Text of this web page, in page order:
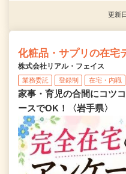
更新
化粧品・サプリの在宅
株式会社リアル・フェイス
業務委託 登録制 在宅・内職
家事・育児の合間にコツ
ースでOK！〈岩手県〉